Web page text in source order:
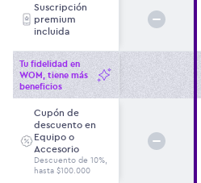
Suscripción
premium
incluida
Tu fidelidad en
WOM, tiene más
beneficios
Cupón de
descuento en
Equipo o
Accesorio
Descuento de 10%,
hasta $100.000